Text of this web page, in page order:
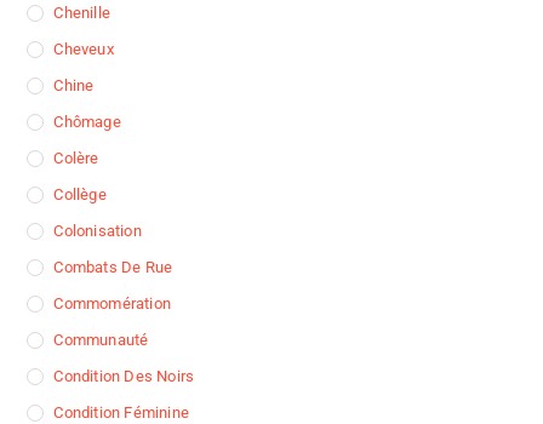
Chenille
Cheveux
Chine
Chômage
Colère
Collège
Colonisation
Combats De Rue
Commomération
Communauté
Condition Des Noirs
Condition Féminine